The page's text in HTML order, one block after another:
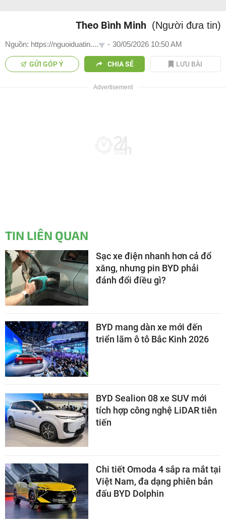
Theo Bình Minh (Người đưa tin)
Nguồn: https://nguoiduatin.... - 30/05/2026 10:50 AM
GỬI GÓP Ý CHIA SẺ LƯU BÀI
TIN LIÊN QUAN
Sạc xe điện nhanh hơn cả đổ
xăng, nhưng pin BYD phải
đánh đổi điều gì?
BYD mang dàn xe mới đến
triển lãm ô tô Bắc Kinh 2026
BYD Sealion 08 xe SUV mới
tích hợp công nghệ LiDAR tiên
tiến
Chi tiết Omoda 4 sắp ra mắt tại
Việt Nam, đa dạng phiên bản
đấu BYD Dolphin